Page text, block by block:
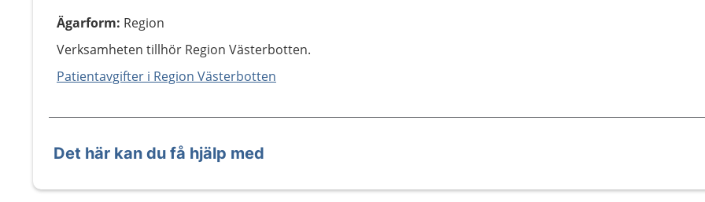
Ägarform: Region
Verksamheten tillhör Region Västerbotten.
Patientavgifter i Region Västerbotten
Det här kan du få hjälp med